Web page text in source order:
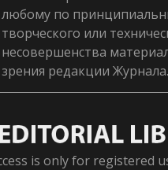
любому по
творческого или
несовершенства
зрения редакции Журнала.
is only for registered